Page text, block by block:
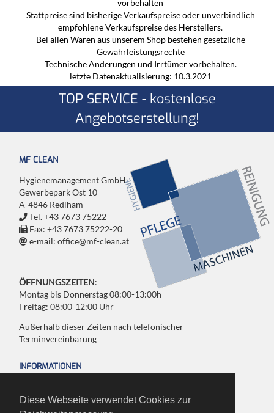
Diese Webseite verwendet Cookies zur
vorbehalten
Stattpreise sind bisherige Verkaufspreise oder unverbindlich
empfohlene Verkaufspreise des Herstellers.
Bei allen Waren aus unserem Shop bestehen gesetzliche
Gewährleistungsrechte
Technische Änderungen und Irrtümer vorbehalten.
letzte Datenaktualisierung: 10.3.2021
TOP SERVICE - kostenlose
Angebotserstellung!
MF CLEAN
Hygienemanagement GmbH
Gewerbepark Ost 10
A-4846 Redlham
Tel. +43 7673 75222
Fax: +43 7673 75222-20
e-mail: office@mf-clean.at
ÖFFNUNGSZEITEN:
Montag bis Donnerstag 08:00-13:00h
Freitag: 08:00-12:00 Uhr
Außerhalb dieser Zeiten nach telefonischer
Terminvereinbarung
INFORMATIONEN
Agb